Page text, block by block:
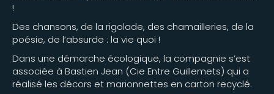
!
Des chansons, de la rigolade, des chamailleries, de la
poésie, de l’absurde : la vie quoi !
Dans une démarche écologique, la compagnie s’est
associée à Bastien Jean (Cie Entre Guillemets) qui a
réalisé les décors et marionnettes en carton recyclé.